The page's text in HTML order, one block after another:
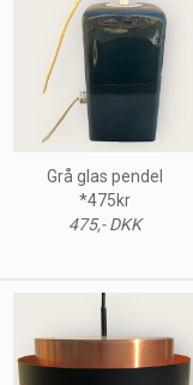
Grå glas pendel
*475kr
475,- DKK